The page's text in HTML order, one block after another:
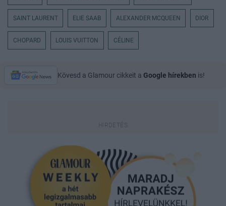
SAINT LAURENT ELIE SAAB ALEXANDER MCQUEEN DIOR
CHOPARD LOUIS VUITTON CÉLINE
Kövesd a Glamour cikkeit a Google hírekben is!